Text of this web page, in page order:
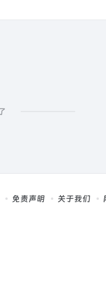
免责声明 关于我们